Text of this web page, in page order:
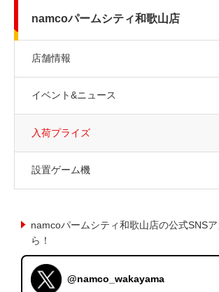
namcoパームシティ和歌山店
店舗情報
イベント&ニュース
入荷プライズ
設置ゲーム機
namcoパームシティ和歌山店の公式SNS
ら！
@namco_wakayama